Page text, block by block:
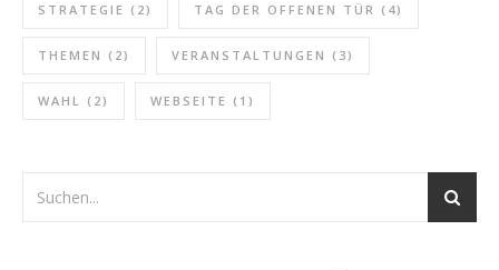
STRATEGIE (2) TAG DER OFFENEN TÜR (4)
THEMEN (2) VERANSTALTUNGEN (3)
WAHL (2) WEBSEITE (1)